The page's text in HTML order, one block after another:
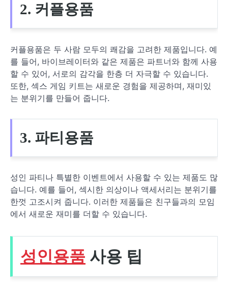
2. 커플용품
커플용품은 두 사람 모두의 쾌감을 고려한 제품입니다. 예
를 들어, 바이브레이터와 같은 제품은 파트너와 함께 사용
할 수 있어, 서로의 감각을 한층 더 자극할 수 있습니다.
또한, 섹스 게임 키트는 새로운 경험을 제공하며, 재미있
는 분위기를 만들어 줍니다.
3. 파티용품
성인 파티나 특별한 이벤트에서 사용할 수 있는 제품도 많
습니다. 예를 들어, 섹시한 의상이나 액세서리는 분위기를
한껏 고조시켜 줍니다. 이러한 제품들은 친구들과의 모임
에서 새로운 재미를 더할 수 있습니다.
성인용품 사용 팁